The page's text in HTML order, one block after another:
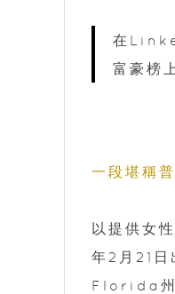
在
富豪榜
一段堪稱
以提供女
年2月21
Florida州